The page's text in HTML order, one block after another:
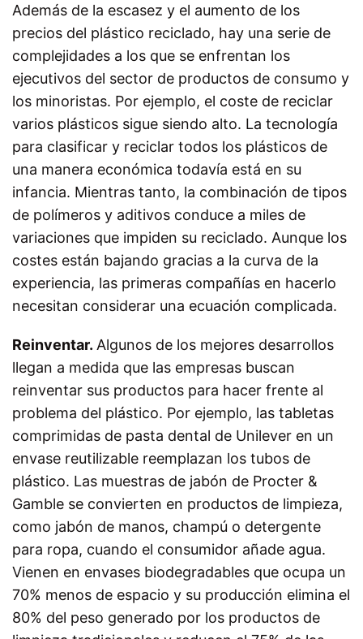
Además de la escasez y el aumento de los
precios del plástico reciclado, hay una serie de
complejidades a los que se enfrentan los
ejecutivos del sector de productos de consumo y
los minoristas. Por ejemplo, el coste de reciclar
varios plásticos sigue siendo alto. La tecnología
para clasificar y reciclar todos los plásticos de
una manera económica todavía está en su
infancia. Mientras tanto, la combinación de tipos
de polímeros y aditivos conduce a miles de
variaciones que impiden su reciclado. Aunque los
costes están bajando gracias a la curva de la
experiencia, las primeras compañías en hacerlo
necesitan considerar una ecuación complicada.
Reinventar. Algunos de los mejores desarrollos
llegan a medida que las empresas buscan
reinventar sus productos para hacer frente al
problema del plástico. Por ejemplo, las tabletas
comprimidas de pasta dental de Unilever en un
envase reutilizable reemplazan los tubos de
plástico. Las muestras de jabón de Procter &
Gamble se convierten en productos de limpieza,
como jabón de manos, champú o detergente
para ropa, cuando el consumidor añade agua.
Vienen en envases biodegradables que ocupa un
70% menos de espacio y su producción elimina el
80% del peso generado por los productos de